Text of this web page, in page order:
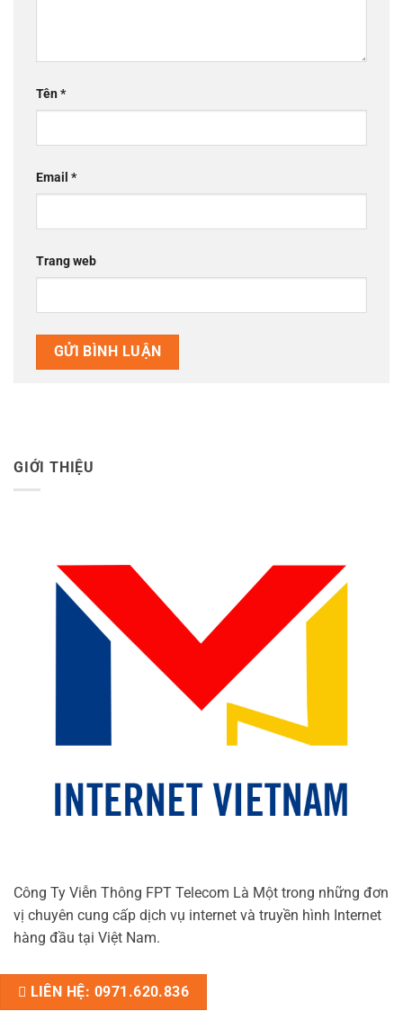
Tên*
Email *
Trang web
GIỚI THIỆU
Công Ty Viễn Thông FPT Telecom Là Một trong những đơn
vị chuyên cung cấp dịch vụ internet và truyền hình Internet
hàng đầu tại Việt Nam.
LIÊN HỆ: 0971.620.836